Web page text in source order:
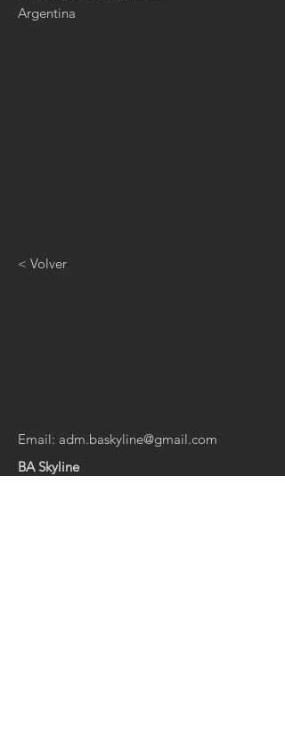
Argentina
< Volver
Email: adm.baskyline@gmail.com
BA Skyline